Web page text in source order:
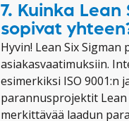
7. Kuinka
sopivat
Hyvin! Lean Six
asiakasvaatimuksiin.
esimerkiksi ISO
parannusprojektit Lean
merkittävää laadun